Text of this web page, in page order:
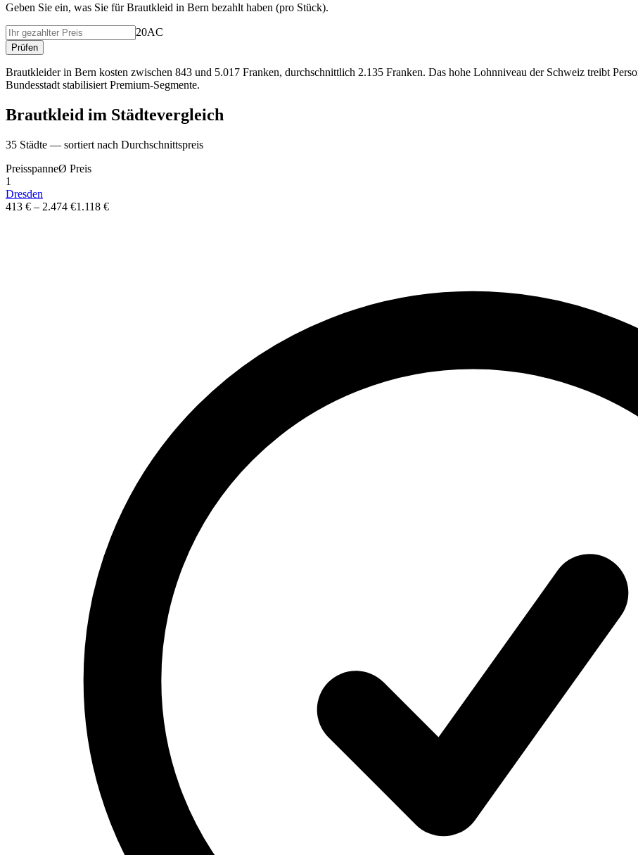
Geben Sie ein, was Sie fürBrautkleid in Bern bezahlt haben (pro Stück).
20AC
Prüfen
Brautkleider in Bern kosten zwischen 843 und 5.017 Franken, durchschnittlich 2.135 Franken. Das hohe Lohnniveau der Schweiz treibt
Bundesstadt stabilisiert Premium-Segmente.
Brautkleid im Städtevergleich
35 Städte — sortiert nach Durchschnittspreis
PreisspanneØ Preis
1
Dresden
413 € – 2.474 €1.118 €